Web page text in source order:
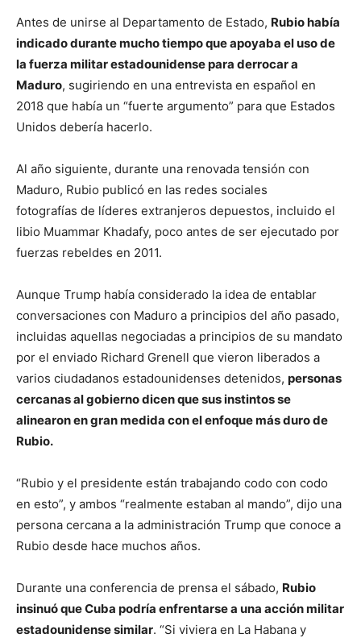
Antes de unirse al Departamento de Estado, Rubio había
indicado durante mucho tiempo que apoyaba el uso de
la fuerza militar estadounidense para derrocar a
Maduro, sugiriendo en una entrevista en español en
2018 que había un “fuerte argumento” para que Estados
Unidos debería hacerlo.
Al año siguiente, durante una renovada tensión con
Maduro, Rubio publicó en las redes sociales
fotografías de líderes extranjeros depuestos, incluido el
libio Muammar Khadafy, poco antes de ser ejecutado por
fuerzas rebeldes en 2011.
Aunque Trump había considerado la idea de entablar
conversaciones con Maduro a principios del año pasado,
incluidas aquellas negociadas a principios de su mandato
por el enviado Richard Grenell que vieron liberados a
varios ciudadanos estadounidenses detenidos, personas
cercanas al gobierno dicen que sus instintos se
alinearon en gran medida con el enfoque más duro de
Rubio.
“Rubio y el presidente están trabajando codo con codo
en esto”, y ambos “realmente estaban al mando”, dijo una
persona cercana a la administración Trump que conoce a
Rubio desde hace muchos años.
Durante una conferencia de prensa el sábado, Rubio
insinuó que Cuba podría enfrentarse a una acción militar
estadounidense similar. “Si viviera en La Habana y